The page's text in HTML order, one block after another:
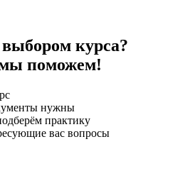
курса?
поможем!
нужны
практику
вас вопросы